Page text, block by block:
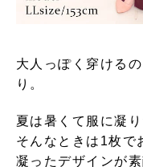
大人っぽく穿ける
り。
夏は暑くて服に凝
そんなときは1枚で
凝ったデザインが素